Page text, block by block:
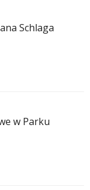
Schlaga
w Parku